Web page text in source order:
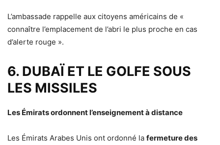
L’ambassade rappelle aux citoyens américains de «
connaître l’emplacement de l’abri le plus proche en cas
d’alerte rouge ».
6. DUBAÏ ET LE GOLFE SOUS
LES MISSILES
Les Émirats ordonnent l’enseignement à distance
Les Émirats Arabes Unis ont ordonné la fermeture des